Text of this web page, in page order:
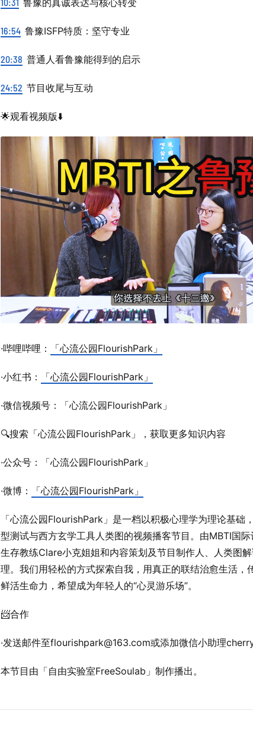
10:31 鲁豫的真诚表达与核心转变
16:54 鲁豫ISFP特质：坚守专业
20:38 普通人看鲁豫能得到的启示
24:52 节目收尾与互动
🌟观看视频版⬇️
·哔哩哔哩： 「心流公园FlourishPark」
·小红书： 「心流公园FlourishPark」
·微信视频号：「心流公园FlourishPark」
🔍搜索「心流公园FlourishPark」，获取更多知识内容
·公众号：「心流公园FlourishPark」
·微博： 「心流公园FlourishPark」
「心流公园FlourishPark」是一档以积极心理学为理论基础
型测试与西方玄学工具人类图的视频播客节目。由MBTI国
生存教练Clare小克姐姐和内容策划及节目制作人、人类图
理。我们用轻松的方式探索自我，用真正的联结治愈生活，
鲜活生命力，希望成为年轻人的“心灵游乐场”。
📨合作
·发送邮件至flourishpark@163.com或添加微信小助理
本节目由「自由实验室FreeSoulab」制作播出。